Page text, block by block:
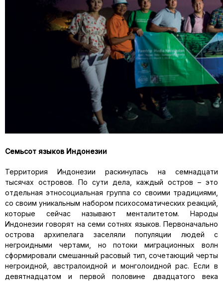
Семьсот языков Индонезии
Территория Индонезии раскинулась на семнадцати
тысячах островов. По сути дела, каждый остров – это
отдельная этносоциальная группа со своими традициями,
со своим уникальным набором психосоматических реакций,
которые сейчас называют менталитетом. Народы
Индонезии говорят на семи сотнях языков. Первоначально
острова архипелага заселяли популяции людей с
негроидными чертами, но потоки миграционных волн
сформировали смешанный расовый тип, сочетающий черты
негроидной, австралоидной и монголоидной рас. Если в
девятнадцатом и первой половине двадцатого века